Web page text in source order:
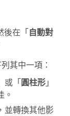
後在「 自動對
其中一項：
或「 圓柱形 」
。
並轉換其他影